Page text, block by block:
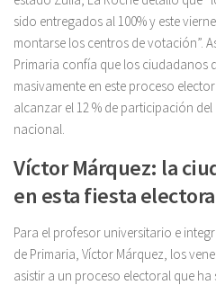
sido entregados al 100% y este
montarse los centros de votación”.
Primaria confía que los ciudadanos
masivamente en este proceso
alcanzar el 12 % de participación
nacional.
Víctor Márquez: la
en esta fiesta
Para el profesor universitario e
de Primaria, Víctor Márquez, los
asistir a un proceso electoral que